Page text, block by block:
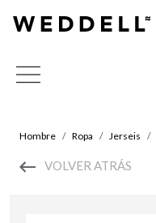
Hombre Ropa Jerseis
VOLVER ATRÁS